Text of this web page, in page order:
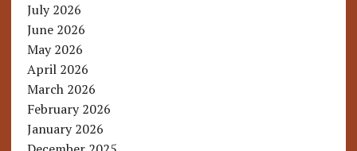
July 2026
June 2026
May 2026
April 2026
March 2026
February 2026
January 2026